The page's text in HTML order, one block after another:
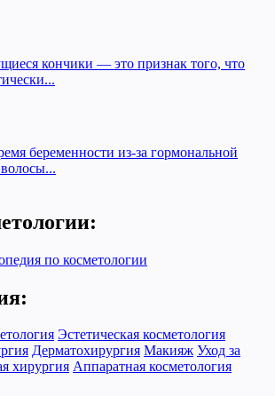
кончики — это признак того, что
беременности из-за гормональной
Эстетическая косметология
Дерматохирургия Макияж Уход за
хирургия Аппаратная косметология